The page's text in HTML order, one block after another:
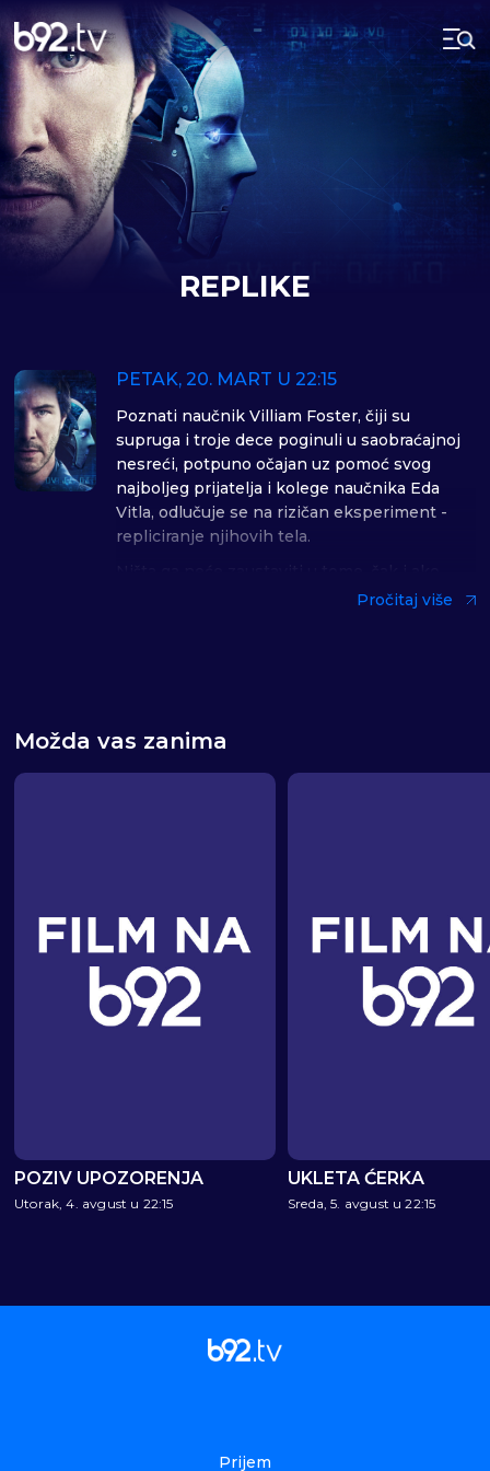
REPLIKE
PETAK, 20. MART U 22:15
Poznati naučnik Villiam Foster, čiji su
supruga i troje dece poginuli u saobraćajnoj
nesreći, potpuno očajan uz pomoć svog
najboljeg prijatelja i kolege naučnika Eda
Vitla, odlučuje se na rizičan eksperiment -
repliciranje njihovih tela.
mora ići protiv policije, ali i zakona fizike.
Pročitaj više
Možda vas zanima
POZIV UPOZORENJA
Utorak, 4. avgust u 22:15
UKLETA ĆERKA
Sreda, 5. avgust u 22:15
Prijem